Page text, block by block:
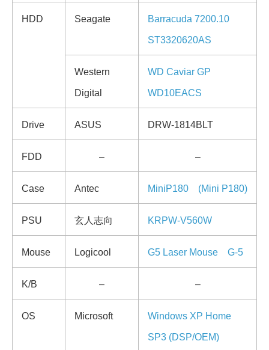
HDD Seagate Barracuda 7200.10
ST3320620AS
Western
Digital
WD Caviar GP
WD10EACS
Drive ASUS DRW-1814BLT
FDD – –
Case Antec MiniP180 (Mini P180)
PSU 玄人志向 KRPW-V560W
Mouse Logicool G5 Laser Mouse G-5
K/B – –
OS Microsoft Windows XP Home
SP3 (DSP/OEM)